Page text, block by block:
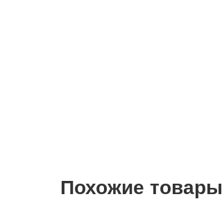
Похожие товары